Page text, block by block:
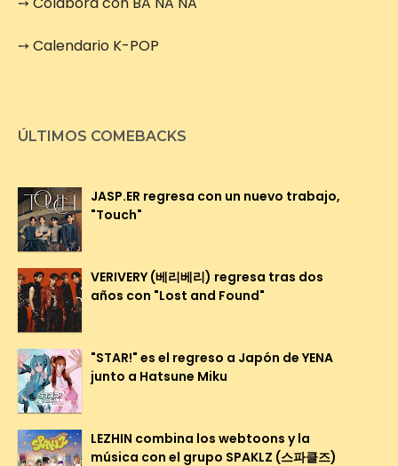
➙Calendario K-POP
ÚLTIMOS COMEBACKS
JASP.ER regresa con un nuevo trabajo,
"Touch"
VERIVERY (베리베리) regresa tras dos
años con "Lost and Found"
"STAR!" es el regreso a Japón de YENA
junto a Hatsune Miku
LEZHIN combina los webtoons y la
música con el grupo SPAKLZ (스파클즈)